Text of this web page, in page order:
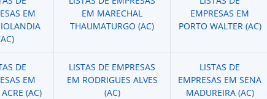
EM
EM MARECHAL
THAUMATURGO (AC)
EMPRESAS EM
PORTO WALTER (AC)
DE
EM
(AC)
LISTAS DE EMPRESAS
EM RODRIGUES ALVES
(AC)
LISTAS DE
EMPRESAS EM SENA
MADUREIRA (AC)